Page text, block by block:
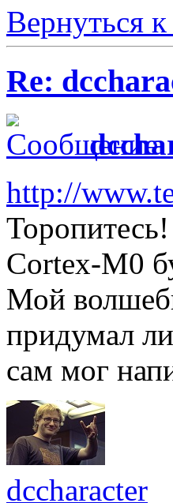
Вернуться
Re:
http://
Cortex-M0
Мой
придумал
сам мог
dccharacter